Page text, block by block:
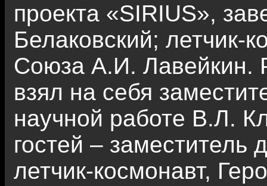
проекта «SIRIUS»,
Белаковский; летчик-
Союза А.И. Лавейкин.
взял на себя
научной работе В.Л.
гостей –
летчик-космонавт,